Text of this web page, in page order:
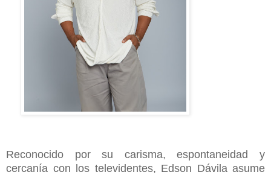
Reconocido por su carisma, espontaneidad y
cercanía con los televidentes, Edson Dávila asume